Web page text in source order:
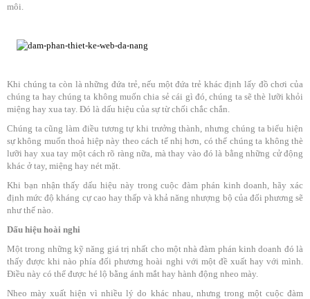
môi.
Khi chúng ta còn là những đứa trẻ, nếu một đứa trẻ khác định lấy đồ chơi của
chúng ta hay chúng ta không muốn chia sẻ cái gì đó, chúng ta sẽ thè lưỡi khỏi
miệng hay xua tay. Đó là dấu hiệu của sự từ chối chắc chắn.
Chúng ta cũng làm điều tương tự khi trưởng thành, nhưng chúng ta biểu hiện
sự không muốn thoả hiệp này theo cách tế nhị hơn, có thể chúng ta không thè
lưỡi hay xua tay một cách rõ ràng nữa, mà thay vào đó là bằng những cử động
khác ở tay, miệng hay nét mặt.
Khi bạn nhận thấy dấu hiệu này trong cuộc đàm phán kinh doanh, hãy xác
định mức độ kháng cự cao hay thấp và khả năng nhượng bộ của đối phương sẽ
như thế nào.
Dấu hiệu hoài nghi
Một trong những kỹ năng giá trị nhất cho một nhà đàm phán kinh doanh đó là
thấy được khi nào phía đối phương hoài nghi với một đề xuất hay với mình.
Điều này có thể được hé lộ bằng ánh mắt hay hành động nheo mày.
Nheo mày xuất hiện vì nhiều lý do khác nhau, nhưng trong một cuộc đàm